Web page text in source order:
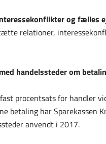
og fælles
relationer,
handelssteder om
procentsats for handler
betaling har
anvendt i 2017.